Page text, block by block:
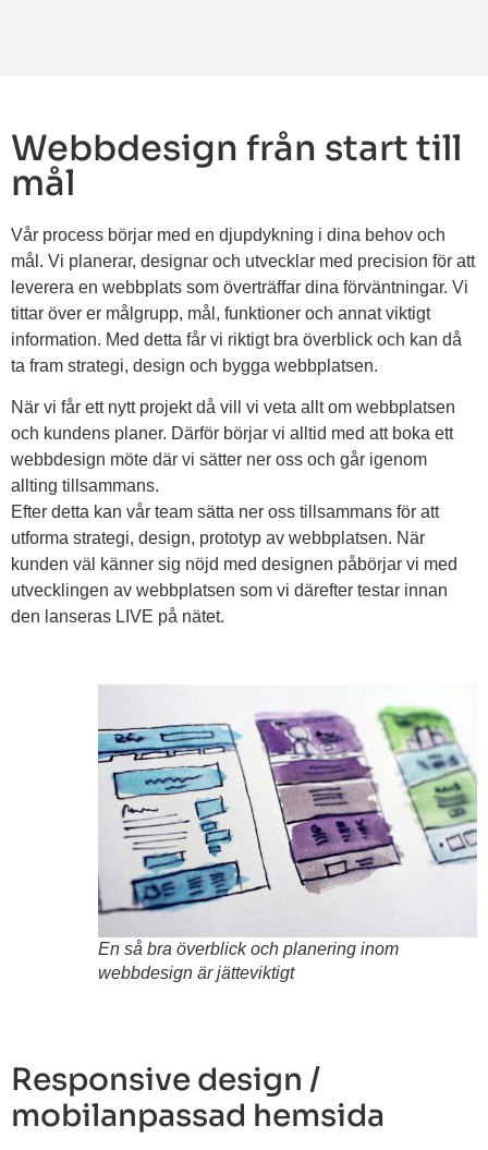
Webbdesign från start till
mål
Vår process börjar med en djupdykning i dina behov och
mål. Vi planerar, designar och utvecklar med precision för att
leverera en webbplats som överträffar dina förväntningar. Vi
tittar över er målgrupp, mål, funktioner och annat viktigt
information. Med detta får vi riktigt bra överblick och kan då
ta fram strategi, design och bygga webbplatsen.
När vi får ett nytt projekt då vill vi veta allt om webbplatsen
och kundens planer. Därför börjar vi alltid med att boka ett
webbdesign möte där vi sätter ner oss och går igenom
allting tillsammans.
Efter detta kan vår team sätta ner oss tillsammans för att
utforma strategi, design, prototyp av webbplatsen. När
kunden väl känner sig nöjd med designen påbörjar vi med
utvecklingen av webbplatsen som vi därefter testar innan
den lanseras LIVE på nätet.
En så bra överblick och planering inom
webbdesign är jätteviktigt
Responsive design /
mobilanpassad hemsida